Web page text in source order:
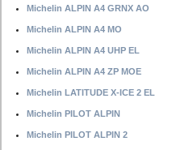
Michelin ALPIN A4 GRNX AO
Michelin ALPIN A4 MO
Michelin ALPIN A4 UHP EL
Michelin ALPIN A4 ZP MOE
Michelin LATITUDE X-ICE 2 EL
Michelin PILOT ALPIN
Michelin PILOT ALPIN 2